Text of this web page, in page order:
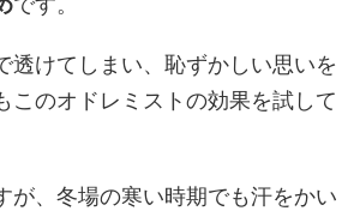
透けてしまい、恥ずかしい思いを
このオドレミストの効果を試して
が、冬場の寒い時期でも汗をかい